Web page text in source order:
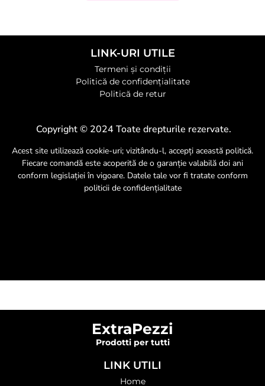
LINK-URI UTILE
Termeni și condiții
Politică de confidențialitate
Politică de retur
Copyright © 2024 Toate drepturile rezervate.
Acest site utilizează cookie-uri; vizitându-l, accepți această politică.
Fiecare comandă este acoperită de o garanție valabilă doi ani
conform legislației în vigoare. Datele tale vor fi tratate conform
politicii de confidențialitate
ExtraPezzi
Prodotti per tutti
LINK UTILI
Home